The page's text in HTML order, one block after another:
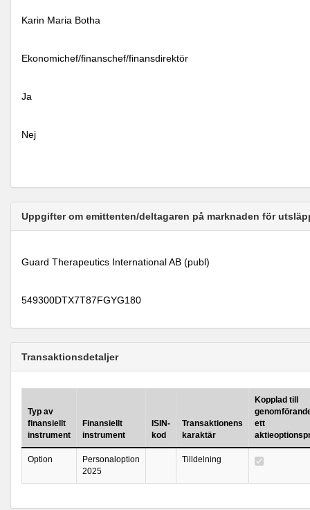
Karin Maria Botha
Ekonomichef/finanschef/finansdirektör
Ja
Nej
Uppgifter om emittenten/deltagaren på marknaden för
Guard Therapeutics International AB (publ)
549300DTX7T87FGYG180
Transaktionsdetaljer
Typ av
finansiellt
instrument
Finansiellt
instrument
ISIN-
kod
Transaktionens
karaktär
Kopplad till
ett
Option
Personaloption
2025
Tilldelning